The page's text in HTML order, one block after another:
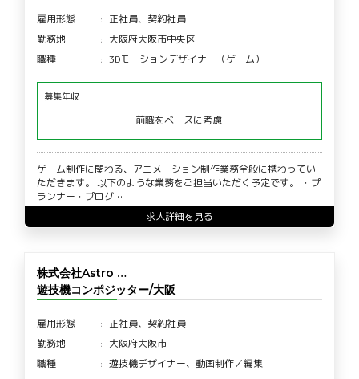
雇用形態
正社員、契約社員
勤務地
大阪府大阪市中央区
職種
3Dモーションデザイナー（ゲーム）
募集年収
前職をベースに考慮
ゲーム制作に関わる、アニメーション制作業務全般に携わってい
ただきます。 以下のような業務をご担当いただく予定です。 ・プ
ランナー・プログ…
求人詳細を見る
株式会社Astro …
遊技機コンポジッター/大阪
雇用形態
正社員、契約社員
勤務地
大阪府大阪市
職種
遊技機デザイナー、動画制作／編集